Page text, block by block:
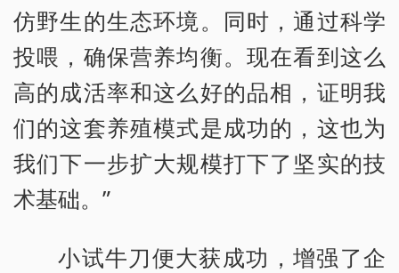
仿野生的生态环境。同时，通过科学
投喂，确保营养均衡。现在看到这么
高的成活率和这么好的品相，证明我
们的这套养殖模式是成功的，这也为
我们下一步扩大规模打下了坚实的技
术基础。”
小试牛刀便大获成功，增强了企